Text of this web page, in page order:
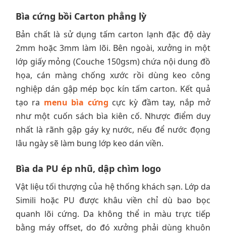
Bìa cứng bồi Carton phẳng lỳ
Bản chất là sử dụng tấm carton lạnh đặc độ dày
2mm hoặc 3mm làm lõi. Bên ngoài, xưởng in một
lớp giấy mỏng (Couche 150gsm) chứa nội dung đồ
họa, cán màng chống xước rồi dùng keo công
nghiệp dán gập mép bọc kín tấm carton. Kết quả
tạo ra menu bìa cứng cực kỳ đầm tay, nắp mở
như một cuốn sách bìa kiên cố. Nhược điểm duy
nhất là rãnh gập gáy kỵ nước, nếu để nước đọng
lâu ngày sẽ làm bung lớp keo dán viền.
Bìa da PU ép nhũ, dập chìm logo
Vật liệu tối thượng của hệ thống khách sạn. Lớp da
Simili hoặc PU được khâu viền chỉ dù bao bọc
quanh lõi cứng. Da không thể in màu trực tiếp
bằng máy offset, do đó xưởng phải dùng khuôn